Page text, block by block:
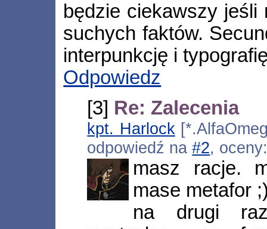
będzie ciekawszy jeśli
suchych faktów.
interpunkcję i
Odpowiedz
[3] Re: Zalecenia
kpt. Harlock
odpowiedź na#2,
masz racje.
mase metafor
na drugi